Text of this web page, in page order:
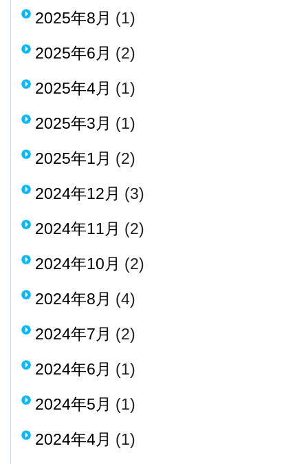
2025年8月 (1)
2025年6月 (2)
2025年4月 (1)
2025年3月 (1)
2025年1月 (2)
2024年12月 (3)
2024年11月 (2)
2024年10月 (2)
2024年8月 (4)
2024年7月 (2)
2024年6月 (1)
2024年5月 (1)
2024年4月 (1)